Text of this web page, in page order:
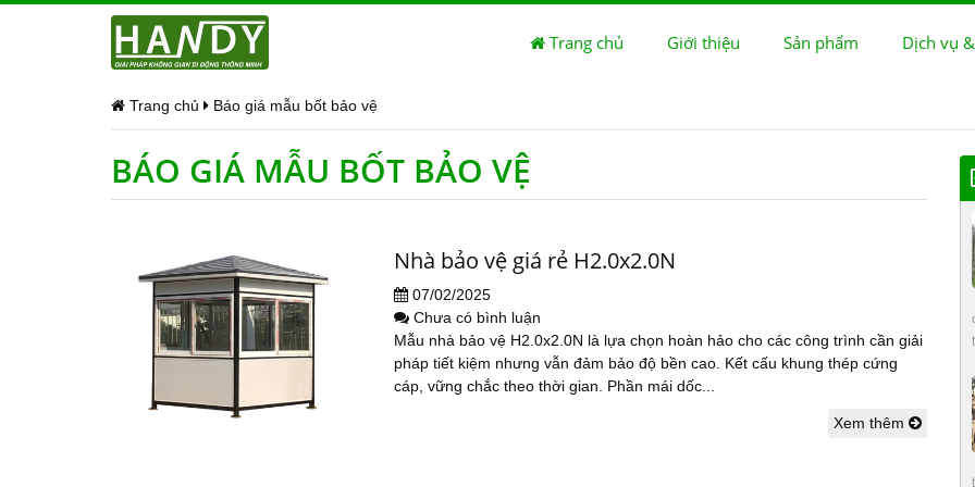
Trang chủ Giới thiệu Sản phẩm Dịch vụ
Trang chủ Báo giá mẫu bốt bảo vệ
BÁO GIÁ MẪU BỐT BẢO VỆ
Nhà bảo vệ giá rẻ H2.0x2.0N
07/02/2025
Chưa có bình luận
Mẫu nhà bảo vệ H2.0x2.0N là lựa chọn hoàn hảo cho các công trình cần giải
pháp tiết kiệm nhưng vẫn đảm bảo độ bền cao. Kết cấu khung thép cứng
cáp, vững chắc theo thời gian. Phần mái dốc...
Xem thêm